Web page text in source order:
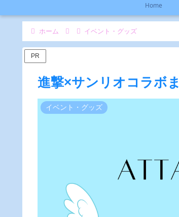
Home
ホーム イベント・グッズ
PR
進撃×サンリオコラボ
イベント・グッズ